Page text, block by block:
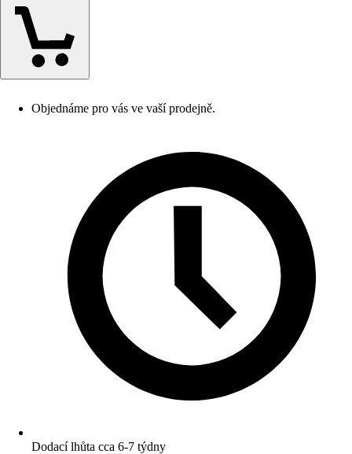
Objednáme pro vás ve vaší prodejně.
Dodací lhůta cca 6-7 týdny